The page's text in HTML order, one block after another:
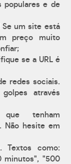
populares e de
Se um site está
preço muito
se a URL é
redes sociais.
através
que tenham
Não hesite em
Textos como:
minutos", "500